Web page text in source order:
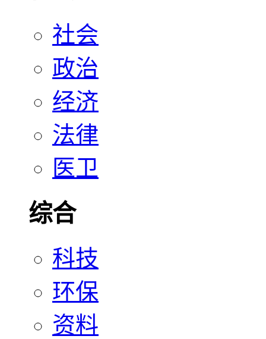
社会
政治
经济
法律
医卫
综合
科技
环保
资料